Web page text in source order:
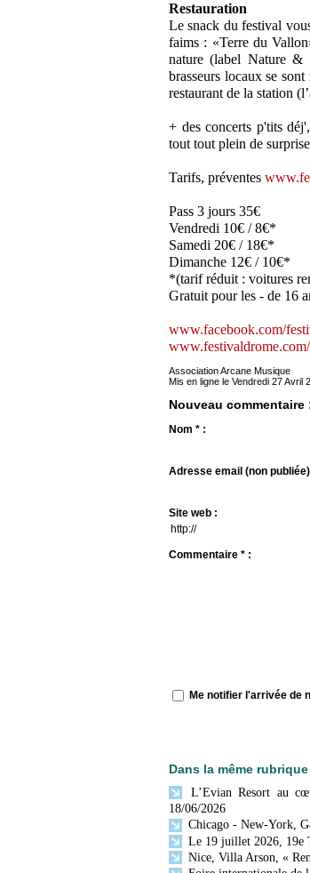
Restauration
Le snack du festival
faims : «Terre du
nature (label Nature &
brasseurs locaux se
restaurant de la station
+ des concerts p'tits
tout tout plein de
Tarifs, préventes
Pass 3 jours 35€
Vendredi 10€ / 8€*
Samedi 20€ / 18€*
Dimanche 12€ / 10€*
*(tarif réduit : voitures
Gratuit pour les - de 16
www.facebook.com/
www.festivaldrome.com/
Association Arcane Musique
Mis en ligne le Vendredi 27 Avril
Nouveau commentaire
Nom * :
Adresse email (non
Site web :
Commentaire * :
Me notifier l'arrivée de
Dans la même
L’Evian Resort au
18/06/2026
Chicago - New-York,
Le 19 juillet 2026, 19e
Nice, Villa Arson, «